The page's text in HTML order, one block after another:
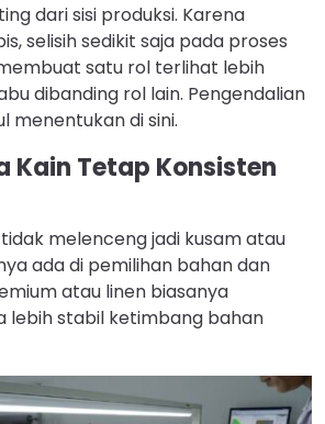
dari sisi produksi. Karena
selisih sedikit saja pada proses
satu rol terlihat lebih
dibanding rol lain. Pengendalian
di sini.
Kain Tetap Konsisten
melenceng jadi kusam atau
ada di pemilihan bahan dan
atau linen biasanya
lebih stabil ketimbang bahan